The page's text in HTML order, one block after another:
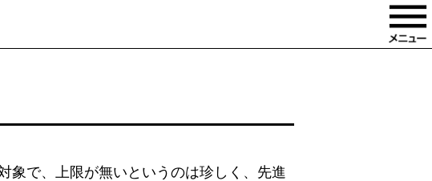
で、上限が無いというのは珍しく、先進